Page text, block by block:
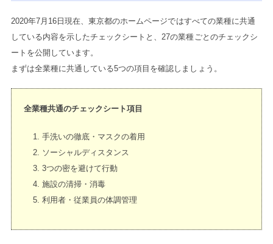
2020年7月16日現在、東京都のホームページではすべての業種に共通
している内容を示したチェックシートと、27の業種ごとのチェックシ
ートを公開しています。
まずは全業種に共通している5つの項目を確認しましょう。
全業種共通のチェックシート項目
手洗いの徹底・マスクの着用
ソーシャルディスタンス
3つの密を避けて行動
施設の清掃・消毒
利用者・従業員の体調管理